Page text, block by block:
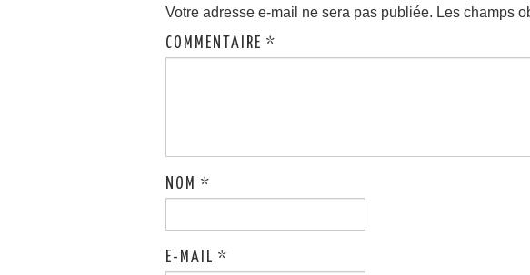
Votre adresse e-mail ne sera pas publiée. Les champs
COMMENTAIRE *
NOM *
E-MAIL *